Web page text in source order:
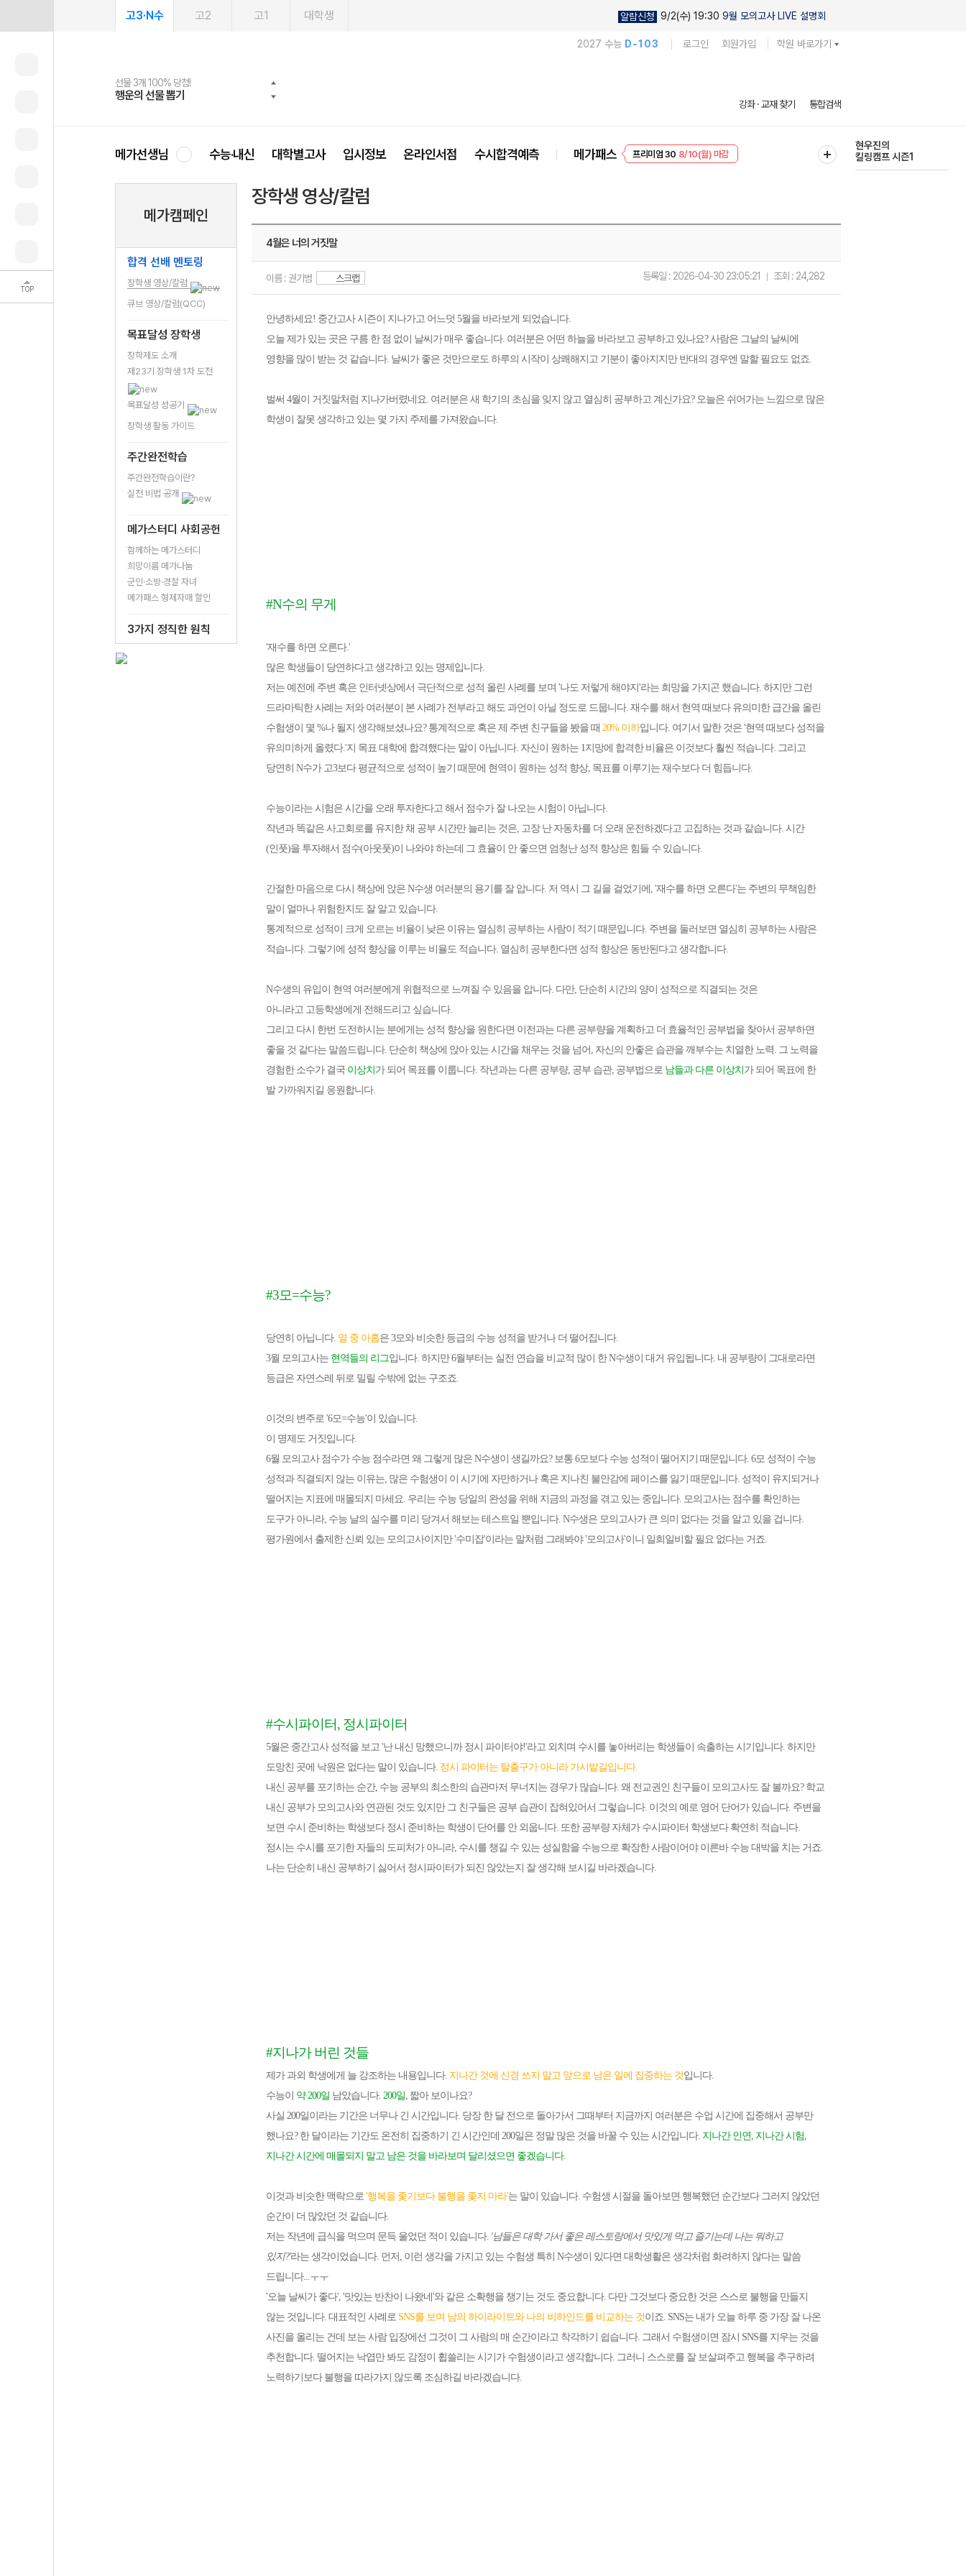
TOP
고3·N수 고2 고1 대학생 알람신청 9/2(수) 19:30 9월 모의고사 LIVE 설명회
2027 수능 D-103 로그인 회원가입 학원 바로가기
선물 3개 100% 당첨!
행운의 선물 뽑기
선물 100% 증정!
메가스터디 X 올리브
여름방학 스터디 캐시백
메가런 썸머스쿨
2027 러셀 단과
강사 공개선발
스마트러닝앱
설문 EVENT
메가패스
3일 무료 체험권
메가패스 수강생 무료혜택!
메가클럽 멤버십
사회공헌 캠페인
희망이룸 메가나눔
강좌 · 교재 찾기 통합검색
메가선생님 수능·내신 대학별고사 입시정보 온라인서점 수시합격예측 메가패스
프리미엄 30 8/10(월) 마감
현우진의
킬링캠프 시즌1
메가캠페인
합격 선배 멘토링
장학생 영상/칼럼
큐브 영상/칼럼(QCC)
목표달성 장학생
장학제도 소개
제23기 장학생 1차 도전
목표달성 성공기
장학생 활동 가이드
주간완전학습
주간완전학습이란?
실천 비법 공개
메가스터디 사회공헌
함께하는 메가스터디
희망이룸 메가나눔
군인·소방·경찰 자녀
메가패스 형제자매 할인
3가지 정직한 원칙
장학생 영상/칼럼
4월은 너의 거짓말
이름 : 권기범 스크랩 등록일 : 2026-04-30 23:05:21 조회 : 24,282
안녕하세요! 중간고사 시즌이 지나가고 어느덧 5월을 바라보게 되었습니다.
오늘 제가 있는 곳은 구름 한 점 없이 날씨가 매우 좋습니다. 여러분은 어떤 하늘을 바라보고 공부하고 있나요? 사람은 그날의 날씨에
영향을 많이 받는 것 같습니다. 날씨가 좋은 것만으로도 하루의 시작이 상쾌해지고 기분이 좋아지지만 반대의 경우엔 말할 필요도 없죠.
벌써 4월이 거짓말처럼 지나가버렸네요. 여러분은 새 학기의 초심을 잊지 않고 열심히 공부하고 계신가요? 오늘은 쉬어가는 느낌으로 많은
학생이 잘못 생각하고 있는 몇 가지 주제를 가져왔습니다.
#N수의 무게
'재수를 하면 오른다.'
많은 학생들이 당연하다고 생각하고 있는 명제입니다.
저는 예전에 주변 혹은 인터넷상에서 극단적으로 성적 올린 사례를 보며 '나도 저렇게 해야지'라는 희망을 가지곤 했습니다. 하지만 그런
드라마틱한 사례는 저와 여러분이 본 사례가 전부라고 해도 과언이 아닐 정도로 드뭅니다. 재수를 해서 현역 때보다 유의미한 급간을 올린
수험생이 몇 %나 될지 생각해보셨나요? 통계적으로 혹은 제 주변 친구들을 봤을 때 20% 이하입니다. 여기서 말한 것은 '현역 때보다 성적을
유의미하게 올렸다.'지 목표 대학에 합격했다는 말이 아닙니다. 자신이 원하는 1지망에 합격한 비율은 이것보다 훨씬 적습니다. 그리고
당연히 N수가 고3보다 평균적으로 성적이 높기 때문에 현역이 원하는 성적 향상, 목표를 이루기는 재수보다 더 힘듭니다.
수능이라는 시험은 시간을 오래 투자한다고 해서 점수가 잘 나오는 시험이 아닙니다.
작년과 똑같은 사고회로를 유지한 채 공부 시간만 늘리는 것은, 고장 난 자동차를 더 오래 운전하겠다고 고집하는 것과 같습니다. 시간
(인풋)을 투자해서 점수(아웃풋)이 나와야 하는데 그 효율이 안 좋으면 엄청난 성적 향상은 힘들 수 있습니다.
간절한 마음으로 다시 책상에 앉은 N수생 여러분의 용기를 잘 압니다. 저 역시 그 길을 걸었기에 , '재수를 하면 오른다'는 주변의 무책임한
말이 얼마나 위험한지도 잘 알고 있습니다.
통계적으로 성적이 크게 오르는 비율이 낮은 이유는 열심히 공부하는 사람이 적기 때문입니다. 주변을 둘러보면 열심히 공부하는 사람은
적습니다. 그렇기에 성적 향상을 이루는 비율도 적습니다. 열심히 공부한다면 성적 향상은 동반된다고 생각합니다.
N수생의 유입이 현역 여러분에게 위협적으로 느껴질 수 있음을 압니다. 다만, 단순히 시간의 양이 성적으로 직결되는 것은
아니라고 고등학생에게 전해 드리고 싶습니다.
그리고 다시 한번 도전하시는 분에게는 성적 향상을 원한다면 이전과는 다른 공부량을 계획하고 더 효율적인 공부법을 찾아서 공부하면
좋을 것 같다는 말씀드립니다. 단순히 책상에 앉아 있는 시간을 채우는 것을 넘어, 자신의 안좋은 습관을 깨부수는 치열한 노력. 그 노력을
경험한 소수가 결국 이상치 가 되어 목표를 이룹니다. 작년과는 다른 공부량, 공부 습관, 공부법으로 남들과 다른 이상치 가 되어 목표에 한
발 가까워지길 응원합니다.
#3모=수능?
당연히 아닙니다. 열 중 아홉은 3모와 비슷한 등급의 수능 성적을 받거나 더 떨어집니다.
3월 모의고사는 현역들의 리그입니다. 하지만 6월부터는 실전 연습을 비교적 많이 한 N수생이 대거 유입됩니다. 내 공부량이 그대로라면
등급은 자연스레 뒤로 밀릴 수밖에 없는 구조죠.
이것의 변주로 '6모=수능'이 있습니다.
이 명제도 거짓입니다.
6월 모의고사 점수가 수능 점수라면 왜 그렇게 많은 N수생이 생길까요? 보통 6모보다 수능 성적이 떨어지기 때문입니다. 6모 성적이 수능
성적과 직결되지 않는 이유는, 많은 수험생이 이 시기에 자만하거나 혹은 지나친 불안감에 페이스를 잃기 때문입니다. 성적이 유지되거나
떨어지는 지표에 매몰되지 마세요. 우리는 수능 당일의 완성을 위해 지금의 과정을 겪고 있는 중입니다. 모의고사는 점수를 확인하는
도구가 아니라, 수능 날의 실수를 미리 당겨서 해보는 테스트일 뿐입니다. N수생은 모의고사가 큰 의미 없다는 것을 알고 있을 겁니다.
평가원에서 출제한 신뢰 있는 모의고사이지만 '수미잡'이라는 말처럼 그래봐야 '모의고사'이니 일희일비할 필요 없다는 거죠.
#수시파이터, 정시파이터
5월은 중간고사 성적을 보고 '난 내신 망했으니까 정시 파이터야!'라고 외치며 수시를 놓아버리는 학생들이 속출하는 시기입니다. 하지만
도망친 곳에 낙원은 없다는 말이 있습니다. 정시 파이터는 탈출구가 아니라 가시밭길입니다.
내신 공부를 포기하는 순간, 수능 공부의 최소한의 습관마저 무너지는 경우가 많습니다. 왜 전교권인 친구들이 모의고사도 잘 볼까요? 학교
내신 공부가 모의고사와 연관된 것도 있지만 그 친구들은 공부 습관이 잡혀있어서 그렇습니다. 이것의 예로 영어 단어가 있습니다. 주변을
보면 수시 준비하는 학생보다 정시 준비하는 학생이 단어를 안 외웁니다. 또한 공부량 자체가 수시파이터 학생보다 확연히 적습니다.
정시는 수시를 포기한 자들의 도피처가 아니라, 수시를 챙길 수 있는 성실함을 수능으로 확장한 사람이어야 이른바 수능 대박을 치는 거죠.
나는 단순히 내신 공부하기 싫어서 정시파이터가 되진 않았는지 잘 생각해 보시길 바라겠습니다.
#지나가 버린 것들
제가 과외 학생에게 늘 강조하는 내용입니다. 지나간 것에 신경 쓰지 말고 앞으로 남은 일에 집중하는 것입니다.
수능이 약 200일 남았습니다. 200일, 짧아 보이나요?
사실 200일이라는 기간은 너무나 긴 시간입니다. 당장 한 달 전으로 돌아가서 그때부터 지금까지 여러분은 수업 시간에 집중해서 공부만
했나요? 한 달이라는 기간도 온전히 집중하기 긴 시간인데 200일은 정말 많은 것을 바꿀 수 있는 시간입니다. 지나간 인연, 지나간 시험,
지나간 시간에 매몰되지 말고 남은 것을 바라보며 달리셨으면 좋겠습니다.
이것과 비슷한 맥락으로 '행복을 좇기보다 불행을 좇지 마라'는 말이 있습니다. 수험생 시절을 돌아보면 행복했던 순간보다 그러지 않았던
순간이 더 많았던 것 같습니다.
저는 작년에 급식을 먹으며 문득 울었던 적이 있습니다. '남들은 대학 가서 좋은 레스토랑에서 맛있게 먹고 즐기는데 나는 뭐하고
있지?'라는 생각이었습니다. 먼저, 이런 생각을 가지고 있는 수험생 특히 N수생이 있다면 대학생활은 생각처럼 화려하지 않다는 말씀
드립니다...ㅜㅜ
'오늘 날씨가 좋다', '맛있는 반찬이 나왔네'와 같은 소확행을 챙기는 것도 중요합니다. 다만 그것보다 중요한 것은 스스로 불행을 만들지
않는 것입니다. 대표적인 사례로 SNS를 보며 남의 하이라이트와 나의 비하인드를 비교하는 것이죠. SNS는 내가 오늘 하루 중 가장 잘 나온
사진을 올리는 건데 보는 사람 입장에선 그것이 그 사람의 매 순간이라고 착각하기 쉽습니다. 그래서 수험생이면 잠시 SNS를 지우는 것을
추천합니다. 떨어지는 낙엽만 봐도 감정이 휩쓸리는 시기가 수험생이라고 생각합니다. 그러니 스스로를 잘 보살펴주고 행복을 추구하려
노력하기보다 불행을 따라가지 않도록 조심하길 바라겠습니다.